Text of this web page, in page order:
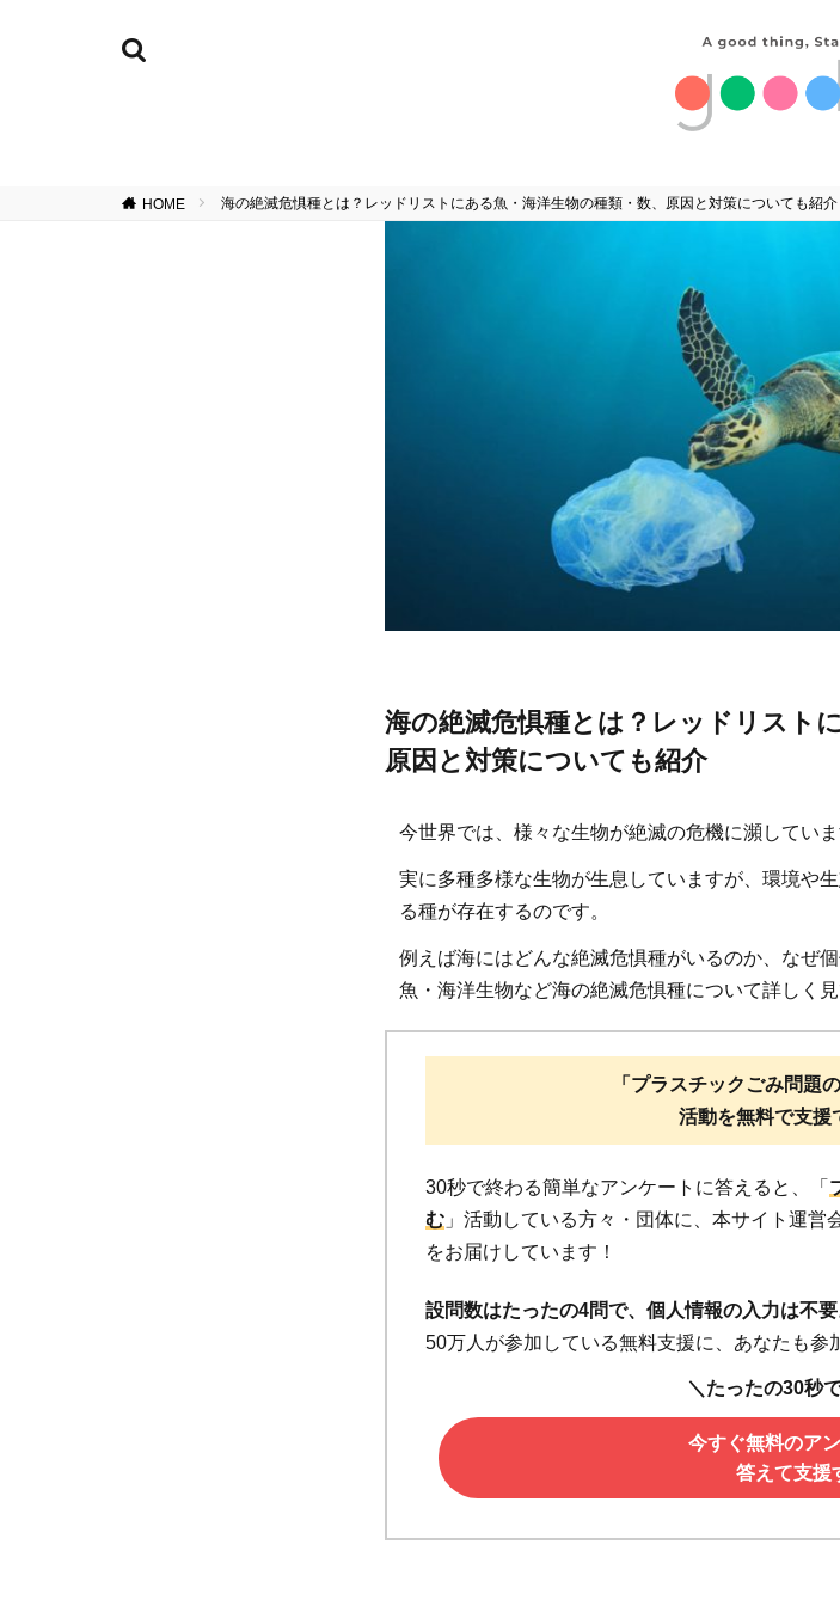
HOME 海の絶滅危惧種とは？レッドリストにある魚・海洋生物の種類・数、原因と対策についても紹介
海の絶滅危惧種とは？レッドリスト
原因と対策についても紹介
今世界では、様々な生物が絶滅の危機に瀕していま
実に多種多様な生物が生息していますが、環境や
る種が存在するのです。
例えば海にはどんな絶滅危惧種がいるのか、なぜ
魚・海洋生物など海の絶滅危惧種について詳しく見
「プラスチックごみ問題
活動を無料で支援
30秒で終わる簡単なアンケートに答えると、「
む 」活動している方々・団体に、本サイト運営
をお届けしています！
設問数はたったの4問で、個人情報の入力は不要
50万人が参加している無料支援に、あなたも参
＼たったの30秒
今すぐ無料のア
答えて支援